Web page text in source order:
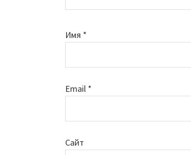
Имя *
Email *
Сайт